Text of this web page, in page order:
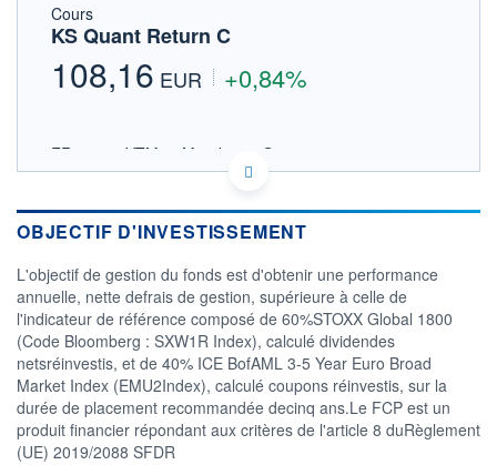
FORUM
Cours
KS Quant Return C
108,16 EUR +0,84%
FR001400VTM0 - Mandarine Gestion
OPCVM DERNIER COURS CONNU AU 04/08/2026
03/12 01/04 03/08
105
110
CATÉGORIE MORNINGSTAR
Allocation EUR Modérée -
International
OBJECTIF D'INVESTISSEMENT
L'objectif de gestion du fonds est d'obtenir une performance
annuelle, nette defrais de gestion, supérieure à celle de
l'indicateur de référence composé de 60%STOXX Global 1800
(Code Bloomberg : SXW1R Index), calculé dividendes
netsréinvestis, et de 40% ICE BofAML 3-5 Year Euro Broad
Market Index (EMU2Index), calculé coupons réinvestis, sur la
durée de placement recommandée decinq ans.Le FCP est un
produit financier répondant aux critères de l'article 8 duRèglement
(UE) 2019/2088 SFDR